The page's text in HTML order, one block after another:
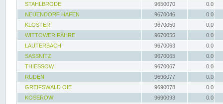
STAHLBRODE
9650070
0.0
NEUENDORF HAFEN
9670046
0.0
KLOSTER
9670050
0.0
WITTOWER FÄHRE
9670055
0.0
LAUTERBACH
9670063
0.0
SASSNITZ
9670065
0.0
THIESSOW
9670067
0.0
RUDEN
9690077
0.0
GREIFSWALD OIE
9690078
0.0
KOSEROW
9690093
0.0